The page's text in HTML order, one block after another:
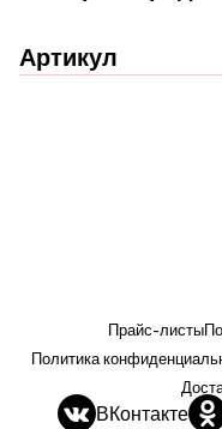
Артикул
Прайс-листы
Политика
ВКонтакте